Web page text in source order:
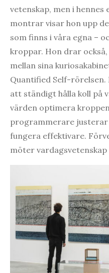
vetenskap, men i
montrar visar hon upp
som finns i våra egna –
kroppar. Hon drar
mellan sina
Quantified Self-rörelsen.
att ständigt hålla koll på
värden optimera
programmerare
fungera effektivare.
möter